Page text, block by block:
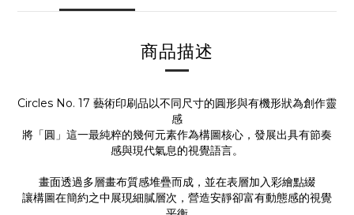
商品描述
Circles No. 17 藝術印刷品以不同尺寸的圓形與有機形狀為創作靈
感
將「圓」這一最純粹的幾何元素作為構圖核心，發展出具有節奏
感與現代氣息的視覺語言。
畫面透過多層畫布質感堆疊而成，並在表層加入彩繪點綴
讓構圖在簡約之中展現細膩層次，營造安靜卻富有動態感的視覺